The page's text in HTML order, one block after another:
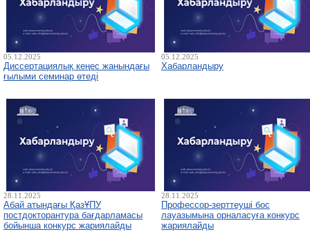
05.12.2025
Диссертациялық кеңес жанындағы
ғылыми семинар өтеді
05.12.2025
Хабарландыру
28.11.2025
Абай атындағы ҚазҰПУ
постдокторантура бағдарламасы
бойынша конкурс жариялайды
28.11.2025
Профессор-зерттеуші бос
лауазымына орналасуға конкурс
жариялайды